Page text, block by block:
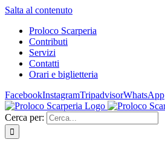
Salta al contenuto
Proloco Scarperia
Contributi
Servizi
Contatti
Orari e biglietteria
FacebookInstagramTripadvisorWhatsApp
Cerca per: